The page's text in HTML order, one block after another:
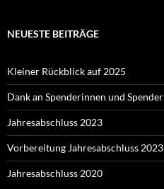
NEUESTE BEITRÄGE
Kleiner Rückblick auf 2025
Dank an Spenderinnen und Spender
Jahresabschluss 2023
Vorbereitung Jahresabschluss 2023
Jahresabschluss 2020